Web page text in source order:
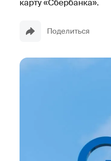
карту «Сбербанка».
Поделиться